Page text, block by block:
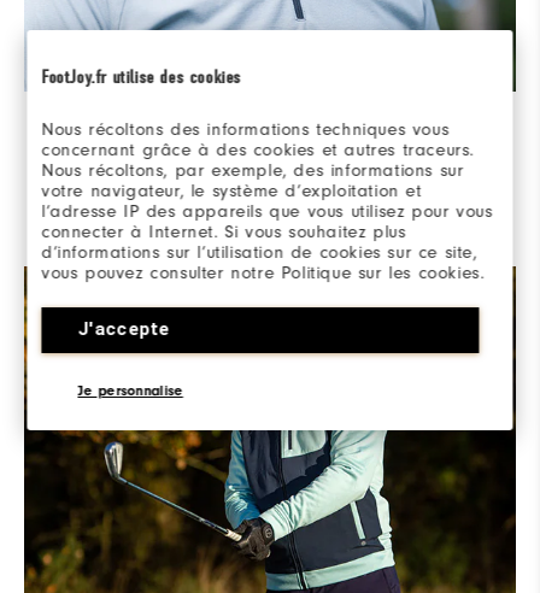
FootJoy.fr utilise des cookies
Nous récoltons des informations techniques vous
concernant grâce à des cookies et autres traceurs.
Nous récoltons, par exemple, des informations sur
votre navigateur, le système d’exploitation et
l’adresse IP des appareils que vous utilisez pour vous
connecter à Internet. Si vous souhaitez plus
d’informations sur l’utilisation de cookies sur ce site,
vous pouvez consulter notre Politique sur les cookies.
J'accepte
Je personnalise
ThermoSeries-Midlayer sind leicht und ideal zum
Schichten. Sie bestehen aus leistungsstarken Stretch-
Materialien, die vielseitigen Schutz vor den Elementen
bieten, wenn sich die Bedingungen ändern.